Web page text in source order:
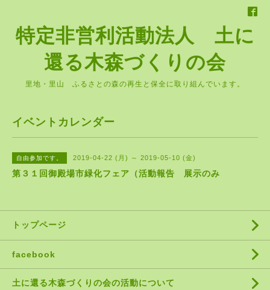
特定非営利活動法人 土に
還る木森づくりの会
里地・里山 ふるさとの森の再生と保全に取り組んでいます。
イベントカレンダー
自由参加です。 2019-04-22 (月) ～ 2019-05-10 (金)
第３１回御殿場市緑化フェア（活動報告 展示のみ
トップページ
facebook
土に還る木森づくりの会の活動について